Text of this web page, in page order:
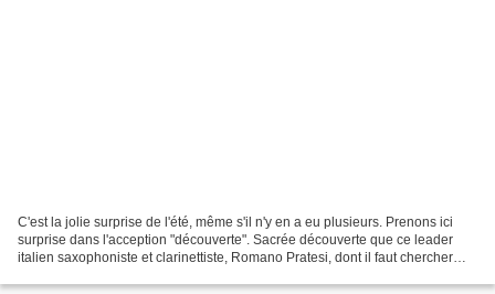
C'est la jolie surprise de l'été, même s'il n'y en a eu plusieurs. Prenons ici
surprise dans l'acception "découverte". Sacrée découverte que ce leader
italien saxophoniste et clarinettiste, Romano Pratesi, dont il faut chercher